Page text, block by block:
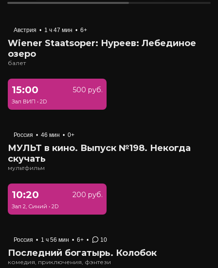
Австрия • 1 ч 47 мин • 6+
Wiener Staatsoper: Нуреев: Лебединое
озеро
балет
15:00 500 руб.
Зал ВИП • 2D
Россия • 46 мин • 0+
МУЛЬТ в кино. Выпуск №198. Некогда
скучать
мультфильм
10:20 200 руб.
Зал 2, Синий • 2D
Россия • 1 ч 56 мин • 6+ • 10
Последний богатырь. Колобок
комедия, приключения, фэнтези